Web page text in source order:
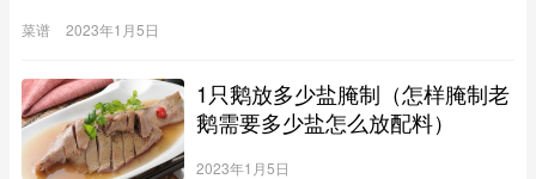
齐。2.先用流动水清洗处理好的大蒜，再用较大的水池或水盆浸泡1
水分。3.在煮锅中加入所有的白醋和黄晶冰糖，中火
菜谱 2023年1月5日
1只鹅放多少盐腌制（怎样腌制老
鹅需要多少盐怎么放配料）
2023年1月5日